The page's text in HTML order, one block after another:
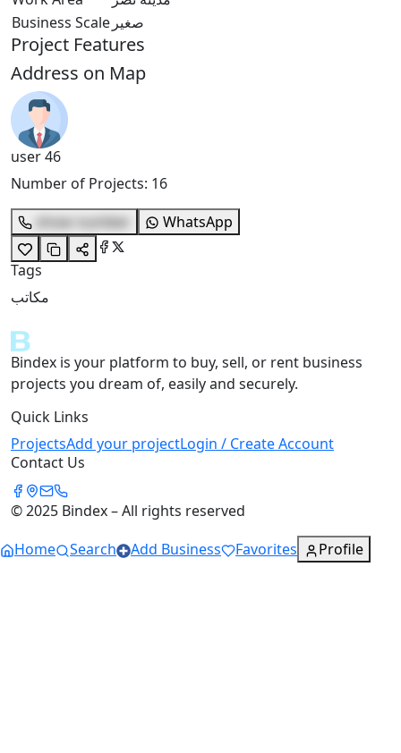
Business Scale صغير
Project Features
Address on Map
user 46
Number of Projects: 16
show number
WhatsApp
Tags
مكاتب
Bindex is your platform to buy, sell, or rent business
projects you dream of, easily and securely.
Quick Links
ProjectsAdd your projectLogin / Create Account
Contact Us
© 2025 Bindex – All rights reserved
Home
Search Add Business Favorites Profile